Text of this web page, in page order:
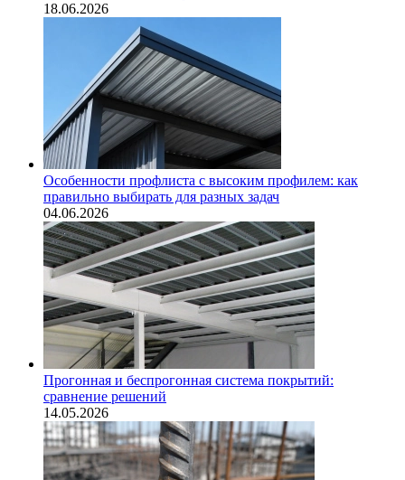
18.06.2026
Особенности профлиста с высоким профилем: как
правильно выбирать для разных задач
04.06.2026
Прогонная и беспрогонная система покрытий:
сравнение решений
14.05.2026